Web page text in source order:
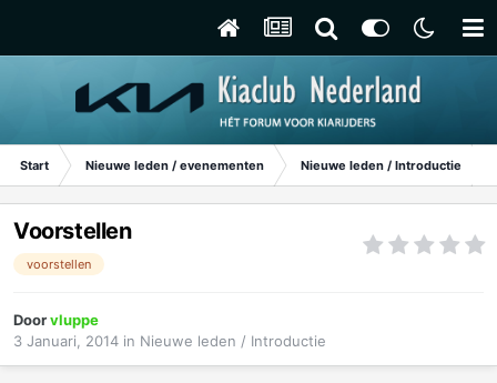
Start Nieuwe leden / evenementen Nieuwe leden / Introductie
Voorstellen
voorstellen
Doorvluppe
3 Januari, 2014 in Nieuwe leden / Introductie